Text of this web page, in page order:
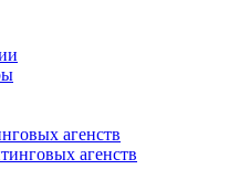
агенств
агенств